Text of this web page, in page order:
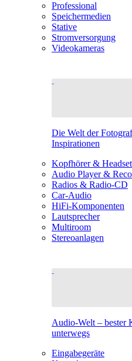
Professional
Speichermedien
Stative
Stromversorgung
Videokameras
Die Welt der
Inspirationen
Kopfhörer &
Audio Player &
Radios & Radio-CD
Car-Audio
HiFi-Komponenten
Lautsprecher
Multiroom
Stereoanlagen
Audio-Welt – bester
unterwegs
Eingabegeräte